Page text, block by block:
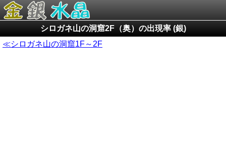
シロガネ山の洞窟2F（奥）の出現率 (銀)
≪シロガネ山の洞窟1F～2F